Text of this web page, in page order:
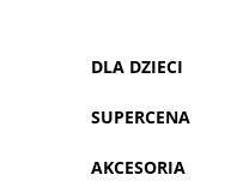
DLA DZIECI
SUPERCENA
AKCESORIA